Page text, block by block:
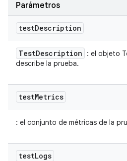
Parámetros
testDescription
TestDescription
: el objeto
describe la prueba.
testMetrics
: el conjunto de métricas de la
testLogs